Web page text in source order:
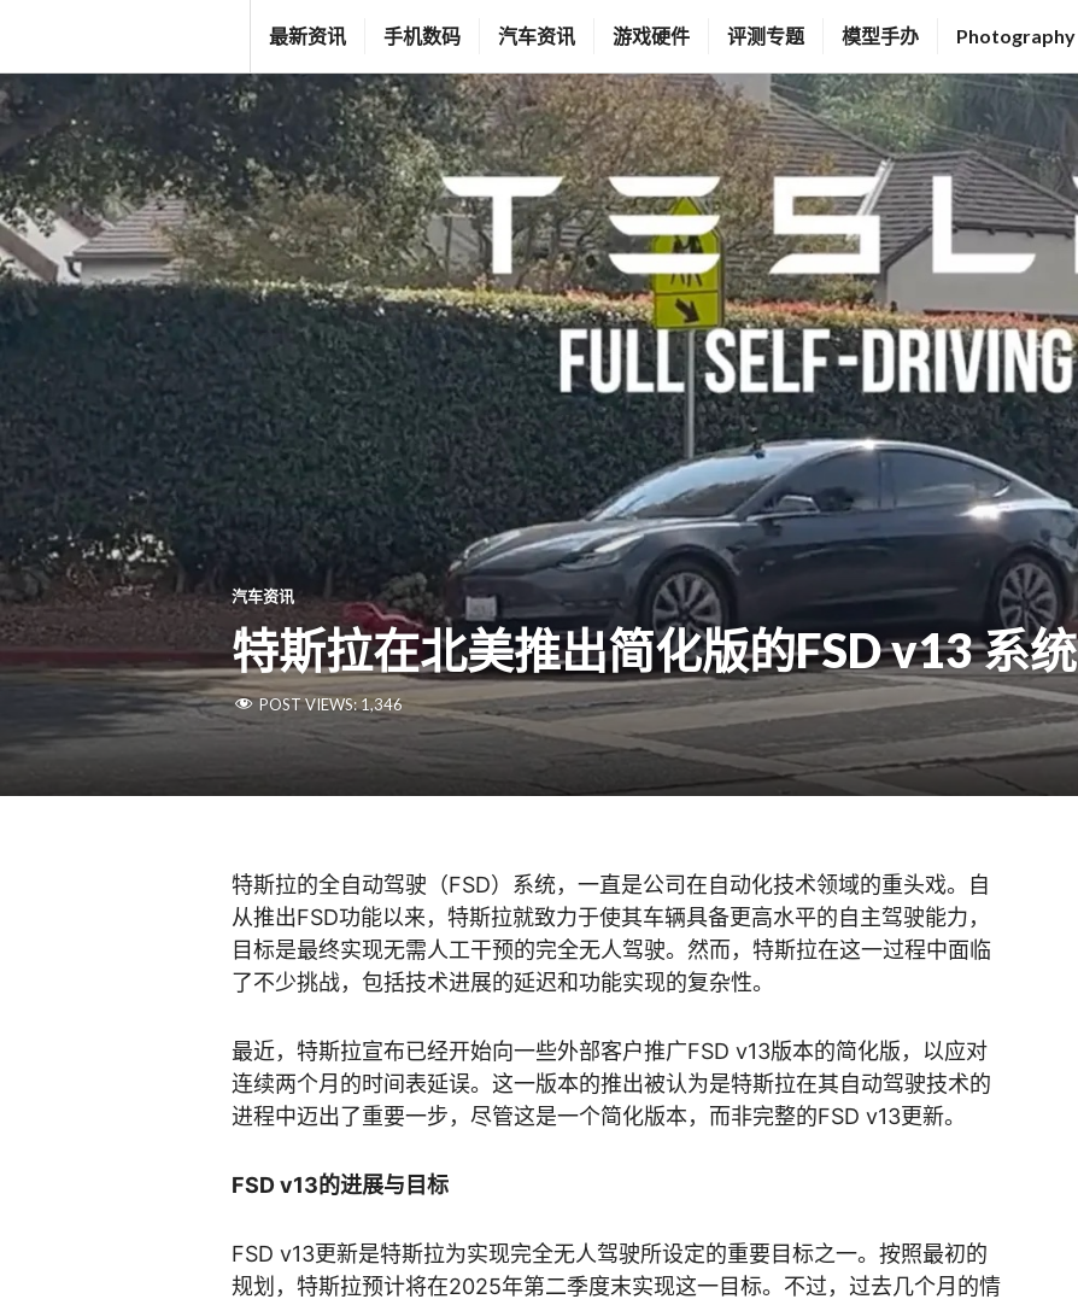
内
容
G
F
C
L
I
F
E
S
T
Y
L
E
最新资讯 手机数码 汽车资讯 游戏硬件 评测专题 模型手办 Photography
汽车资讯
特斯拉在北美推出简化版的FSD v13 系统
POST VIEWS: 1,346
特斯拉的全自动驾驶（FSD）系统，一直是公司在自动化技术领域的重头戏。自
从推出FSD功能以来，特斯拉就致力于使其车辆具备更高水平的自主驾驶能力，
目标是最终实现无需人工干预的完全无人驾驶。然而，特斯拉在这一过程中面临
了不少挑战，包括技术进展的延迟和功能实现的复杂性。​
最近，特斯拉宣布已经开始向一些外部客户推广FSD v13版本的简化版，以应对
连续两个月的时间表延误。这一版本的推出被认为是特斯拉在其自动驾驶技术的
进程中迈出了重要一步，尽管这是一个简化版本，而非完整的FSD v13更新。
FSD v13的进展与目标
FSD v13更新是特斯拉为实现完全无人驾驶所设定的重要目标之一。按照最初的
规划，特斯拉预计将在2025年第二季度末实现这一目标。不过，过去几个月的情